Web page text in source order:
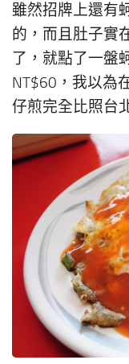
雖然招牌上還有
的，而且肚子實
了，就點了一盤
NT$60，我以為
仔煎完全比照台